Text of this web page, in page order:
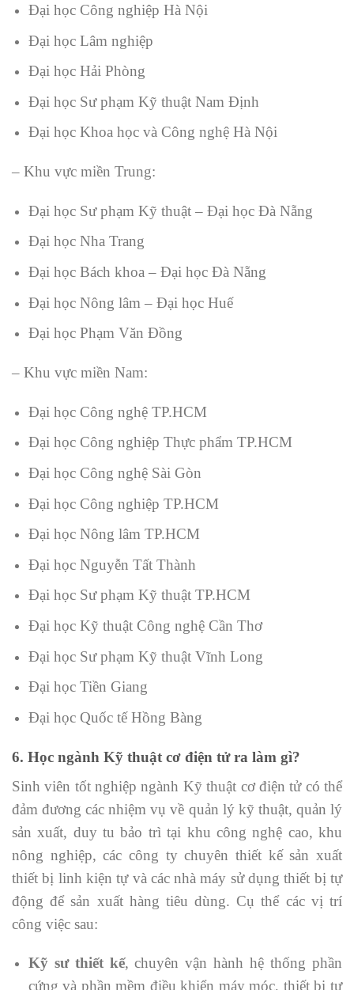
Đại học Công nghiệp Hà Nội
Đại học Lâm nghiệp
Đại học Hải Phòng
Đại học Sư phạm Kỹ thuật Nam Định
Đại học Khoa học và Công nghệ Hà Nội
– Khu vực miền Trung:
Đại học Sư phạm Kỹ thuật – Đại học Đà Nẵng
Đại học Nha Trang
Đại học Bách khoa – Đại học Đà Nẵng
Đại học Nông lâm – Đại học Huế
Đại học Phạm Văn Đồng
– Khu vực miền Nam:
Đại học Công nghệ TP.HCM
Đại học Công nghiệp Thực phẩm TP.HCM
Đại học Công nghệ Sài Gòn
Đại học Công nghiệp TP.HCM
Đại học Nông lâm TP.HCM
Đại học Nguyễn Tất Thành
Đại học Sư phạm Kỹ thuật TP.HCM
Đại học Kỹ thuật Công nghệ Cần Thơ
Đại học Sư phạm Kỹ thuật Vĩnh Long
Đại học Tiền Giang
Đại học Quốc tế Hồng Bàng
6. Học ngành Kỹ thuật cơ điện tử ra làm gì?
Sinh viên tốt nghiệp ngành Kỹ thuật cơ điện tử có thể
đảm đương các nhiệm vụ về quản lý kỹ thuật, quản lý
sản xuất, duy tu bảo trì tại khu công nghệ cao, khu
nông nghiệp, các công ty chuyên thiết kế sản xuất
thiết bị linh kiện tự và các nhà máy sử dụng thiết bị tự
động để sản xuất hàng tiêu dùng. Cụ thể các vị trí
công việc sau:
Kỹ sư thiết kế, chuyên vận hành hệ thống phần
cứng và phần mềm điều khiển máy móc, thiết bị tự